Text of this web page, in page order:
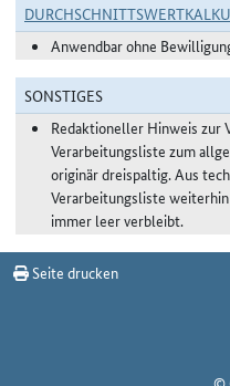
Anwendbar ohne
SONSTIGES
Redaktioneller Hinweis zur
Verarbeitungsliste zum
originär dreispaltig. Aus
Verarbeitungsliste
immer leer verbleibt.
Seite drucken